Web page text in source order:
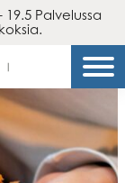
Palvelussa